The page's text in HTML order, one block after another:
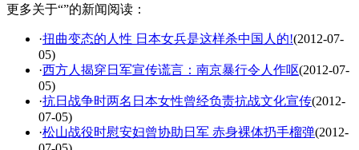
更多关于“”的新闻阅读：
·扭曲变态的人性 日本女兵是这样杀中国人的!(2012-07-
05)
·西方人揭穿日军宣传谎言：南京暴行令人作呕(2012-07-
05)
·抗日战争时两名日本女性曾经负责抗战文化宣传(2012-
07-05)
·松山战役时慰安妇曾协助日军 赤身裸体扔手榴弹(2012-